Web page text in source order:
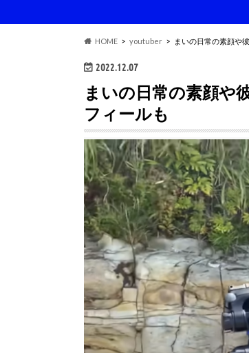
HOME youtuber まいの日常の素顔や
2022.12.07
まいの日常の素顔や
フィールも